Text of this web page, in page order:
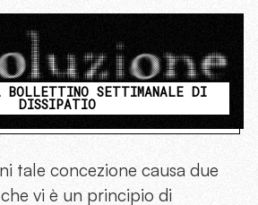
SETTIMANALE DI
DISSIPATIO
tale concezione causa due
vi è un principio di